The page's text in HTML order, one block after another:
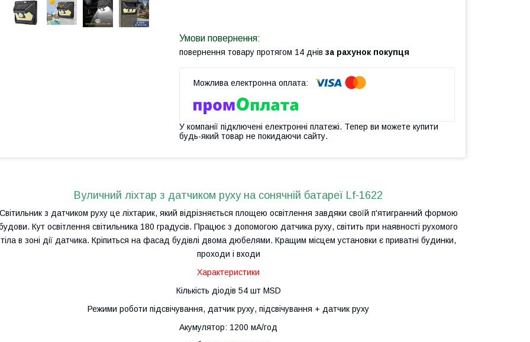
повернення товару протягом 14 днів за рахунок покупця
У компанії підключені електронні платежі. Тепер ви можете купити
будь-який товар не покидаючи сайту.
Вуличний ліхтар з датчиком руху на сонячній батареї Lf-1622
з датчиком руху це ліхтарик, який відрізняється площею освітлення завдяки своїй п'ятигранний формою
Кут освітлення світильника 180 градусів. Працює з допомогою датчика руху, світить при наявності рухомого
тіла в зоні дії датчика. Кріпиться на фасад будівлі двома дюбелями. Кращим місцем установки є приватні будинки,
проходи і входи
Характеристики
Кількість діодів 54 шт MSD
Режими роботи підсвічування, датчик руху, підсвічування + датчик руху
Акумулятор: 1200 мА/год